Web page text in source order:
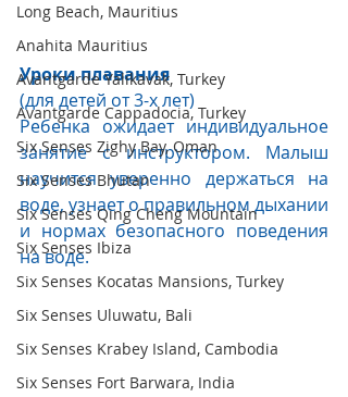
Long Beach, Mauritius
Anahita Mauritius
Avantgarde Yalıkavak, Turkey
Avantgarde Cappadocia, Turkey
Six Senses Zighy Bay, Oman
Six Senses Bhutan
Six Senses Qing Cheng Mountain
Six Senses Ibiza
Six Senses Kocatas Mansions, Turkey
Six Senses Uluwatu, Bali
Six Senses Krabey Island, Cambodia
Six Senses Fort Barwara, India
Уроки плавания
(для детей от 3-х лет)
Ребенка ожидает индивидуальное
занятие с инструктором. Малыш
научится уверенно держаться на
воде, узнает о правильном дыхании
и нормах безопасного поведения
на воде.